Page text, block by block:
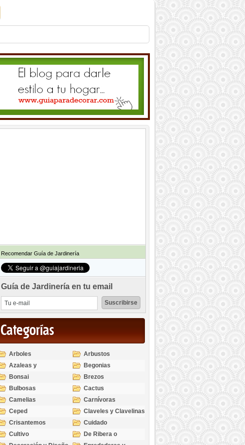
Recomendar Guía de Jardinería
Guía de Jardinería en tu email
Categorías
Arboles
Arbustos
Azaleas y
Rododendros
Begonias
Bonsai
Brezos
Bulbosas
Cactus
Camelias
Carnívoras
Ceped
Claveles y Clavelinas
Crisantemos
Cuidado
Cultivo
De Ribera o
Palustres